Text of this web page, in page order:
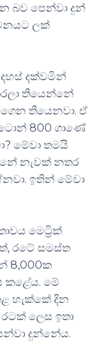
බව පෙන්වා දුන්
ලක්
දක්වමින්
තියෙන්නේ
තියෙනවා. ඒ
800 ගාණේ
මේවා තමයි
නැවක් නතර
ඉතින් මේවා
මෙට්‍රික්
රටේ සමස්ත
8,000ක
කළේය. මේ
හැක්කේ දින
ලෙස ඉතා
දුන්නේය.